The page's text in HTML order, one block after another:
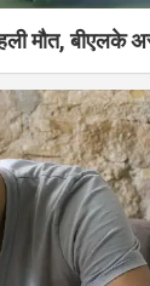
मौत, बीएलके